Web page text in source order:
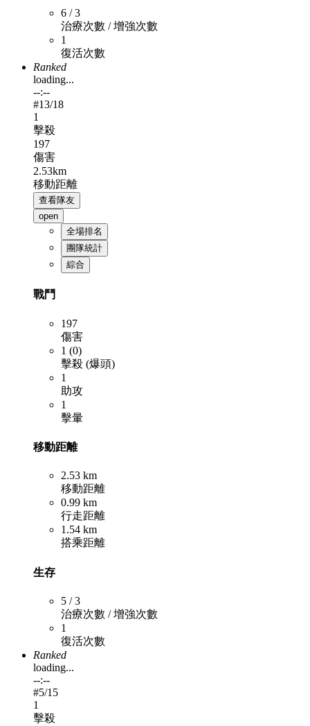
6 / 3
治療次數 / 增強次數
1
復活次數
Ranked
loading...
--:--
#13/18
1
擊殺
197
傷害
2.53km
移動距離
查看隊友
open
全場排名
團隊統計
綜合
戰鬥
197
傷害
1 (0)
擊殺 (爆頭)
1
助攻
1
擊暈
移動距離
2.53 km
移動距離
0.99 km
行走距離
1.54 km
搭乘距離
生存
5 / 3
治療次數 / 增強次數
1
復活次數
Ranked
loading...
--:--
#5/15
1
擊殺